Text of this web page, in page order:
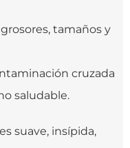
tamaños y
cruzada
saludable.
suave, insípida,